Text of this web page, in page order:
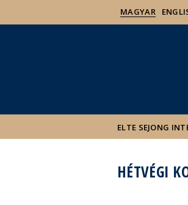
MAGYAR
ELTE SEJONG
HÉTVÉGI